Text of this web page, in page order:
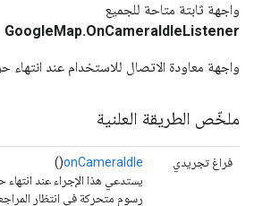
واجهة ثابتة متاحة للجميع
GoogleMap.OnCameraIdleListener
واجهة معاودة الاتصال للاستخدام عند انتهاء
ملخّص الطريقة العلنية
فراغ تجريدي onCameraIdle
()
يستدعي هذا الإجراء عند انتهاء
رسوم متحركة في انتظار